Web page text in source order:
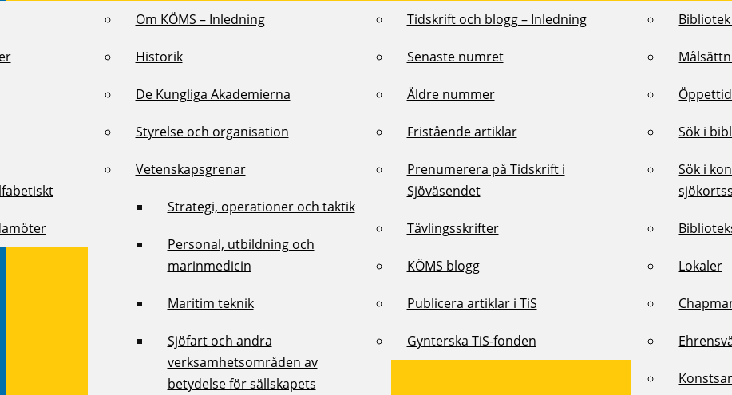
Om KÖMS – Inledning
Historik
De Kungliga Akademierna
Styrelse och organisation
Vetenskapsgrenar
Strategi, operationer och taktik
Personal, utbildning och
marinmedicin
Maritim teknik
Sjöfart och andra
verksamhetsområden av
betydelse för sällskapets
Tidskrift och blogg – Inledning
Senaste numret
Äldre nummer
Fristående artiklar
Prenumerera på Tidskrift i
Sjöväsendet
Tävlingsskrifter
KÖMS blogg
Publicera artiklar i TiS
Gynterska TiS-fonden
Sök i
Sök i
Lokaler